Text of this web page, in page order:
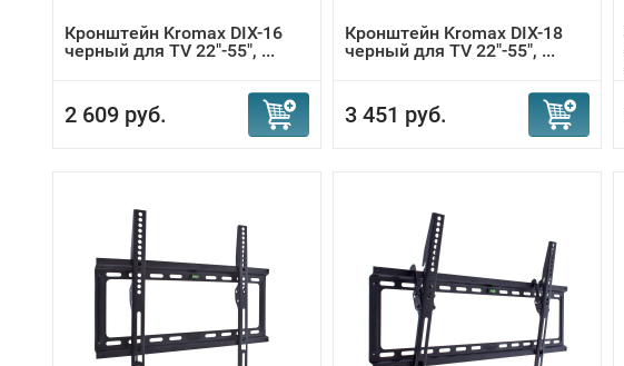
Кронштейн Kromax DIX-16
черный для TV 22"-55", ...
2 609 руб.
Кронштейн Kromax DIX-18
черный для TV 22"-55", ...
3 451 руб.